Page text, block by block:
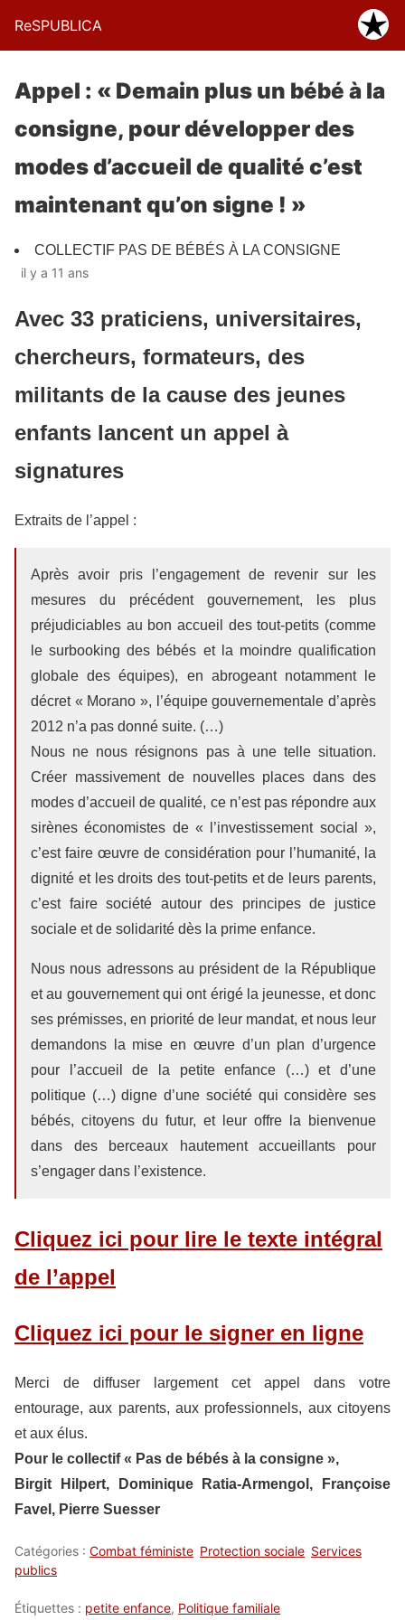
ReSPUBLICA
Appel : « Demain plus un bébé à la
consigne, pour développer des
modes d’accueil de qualité c’est
maintenant qu’on signe ! »
COLLECTIF PAS DE BÉBÉS À LA CONSIGNE
il y a 11 ans
Avec 33 praticiens, universitaires,
chercheurs, formateurs, des
militants de la cause des jeunes
enfants lancent un appel à
signatures
Extraits de l’appel :
Après avoir pris l’engagement de revenir sur les
mesures du précédent gouvernement, les plus
préjudiciables au bon accueil des tout-petits (comme
le surbooking des bébés et la moindre qualification
globale des équipes), en abrogeant notamment le
décret « Morano », l’équipe gouvernementale d’après
2012 n’a pas donné suite. (…)
Nous ne nous résignons pas à une telle situation.
Créer massivement de nouvelles places dans des
modes d’accueil de qualité, ce n’est pas répondre aux
sirènes économistes de « l’investissement social »,
c’est faire œuvre de considération pour l’humanité, la
dignité et les droits des tout-petits et de leurs parents,
c’est faire société autour des principes de justice
sociale et de solidarité dès la prime enfance.
Nous nous adressons au président de la République
et au gouvernement qui ont érigé la jeunesse, et donc
ses prémisses, en priorité de leur mandat, et nous leur
demandons la mise en œuvre d’un plan d’urgence
pour l’accueil de la petite enfance (…) et d’une
politique (…) digne d’une société qui considère ses
bébés, citoyens du futur, et leur offre la bienvenue
dans des berceaux hautement accueillants pour
s’engager dans l’existence.
Cliquez ici pour lire le texte intégral
de l’appel
Cliquez ici pour le signer en ligne
Merci de diffuser largement cet appel dans votre
entourage, aux parents, aux professionnels, aux citoyens
et aux élus.
Pour le collectif « Pas de bébés à la consigne »,
Birgit Hilpert, Dominique Ratia-Armengol, Françoise
Favel, Pierre Suesser
Catégories : Combat féministe Protection sociale Services
publics
Étiquettes : petite enfance, Politique familiale